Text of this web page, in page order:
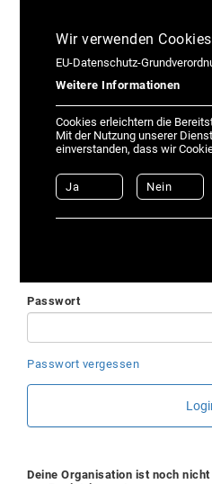
Hier Anmelden
Passwort
Passwort vergessen
Deine Organisation ist noch
Wir verwenden Cookies
EU-Datenschutz-
Weitere Informationen
Ja Nein
Cookies erleichtern die
Mit der Nutzung unserer
einverstanden, dass wir